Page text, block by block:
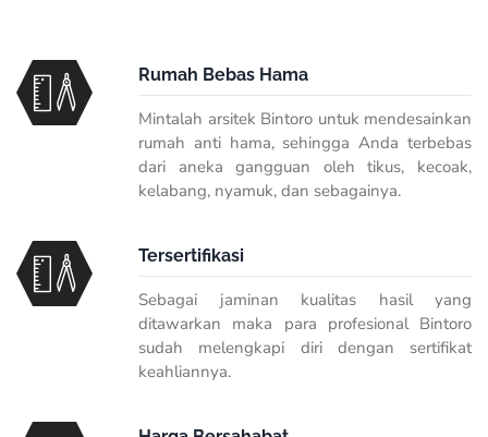
Rumah Bebas Hama
Mintalah arsitek Bintoro untuk mendesainkan
rumah anti hama, sehingga Anda terbebas
dari aneka gangguan oleh tikus, kecoak,
kelabang, nyamuk, dan sebagainya.
Tersertifikasi
Sebagai jaminan kualitas hasil yang
ditawarkan maka para profesional Bintoro
sudah melengkapi diri dengan sertifikat
keahliannya.